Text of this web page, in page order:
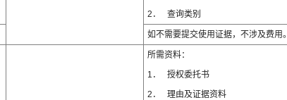
2． 查询类别
如不需要提交使用证据，不涉及费用。
所需资料：
1． 授权委托书
2． 理由及证据资料